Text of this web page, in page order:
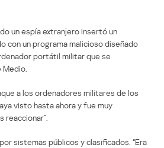
un espía extranjero insertó un
con un programa malicioso diseñado
portátil militar que se
a los ordenadores militares de los
visto hasta ahora y fue muy
reaccionar”.
sistemas públicos y clasificados. “Era